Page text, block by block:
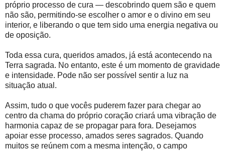
próprio processo de cura — descobrindo quem são e quem
não são, permitindo-se escolher o amor e o divino em seu
interior, e liberando o que tem sido uma energia negativa ou
de oposição.
Toda essa cura, queridos amados, já está acontecendo na
Terra sagrada. No entanto, este é um momento de gravidade
e intensidade. Pode não ser possível sentir a luz na
situação atual.
Assim, tudo o que vocês puderem fazer para chegar ao
centro da chama do próprio coração criará uma vibração de
harmonia capaz de se propagar para fora. Desejamos
apoiar esse processo, amados seres sagrados. Quando
muitos se reúnem com a mesma intenção, o campo